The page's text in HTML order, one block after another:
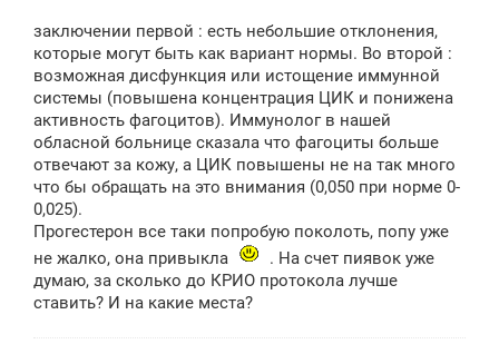
заключении первой : есть небольшие отклонения,
которые могут быть как вариант нормы. Во второй :
возможная дисфункция или истощение иммунной
системы (повышена концентрация ЦИК и понижена
активность фагоцитов). Иммунолог в нашей
обласной больнице сказала что фагоциты больше
отвечают за кожу, а ЦИК повышены не на так много
что бы обращать на это внимания (0,050 при норме 0-
0,025).
Прогестерон все таки попробую поколоть, попу уже
не жалко, она привыкла
. На счет пиявок уже
думаю, за сколько до КРИО протокола лучше
ставить? И на какие места?